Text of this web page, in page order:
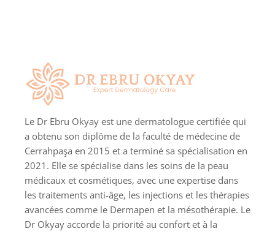
Le Dr Ebru Okyay est une dermatologue certifiée qui
a obtenu son diplôme de la faculté de médecine de
Cerrahpaşa en 2015 et a terminé sa spécialisation en
2021. Elle se spécialise dans les soins de la peau
médicaux et cosmétiques, avec une expertise dans
les traitements anti-âge, les injections et les thérapies
avancées comme le Dermapen et la mésothérapie. Le
Dr Okyay accorde la priorité au confort et à la